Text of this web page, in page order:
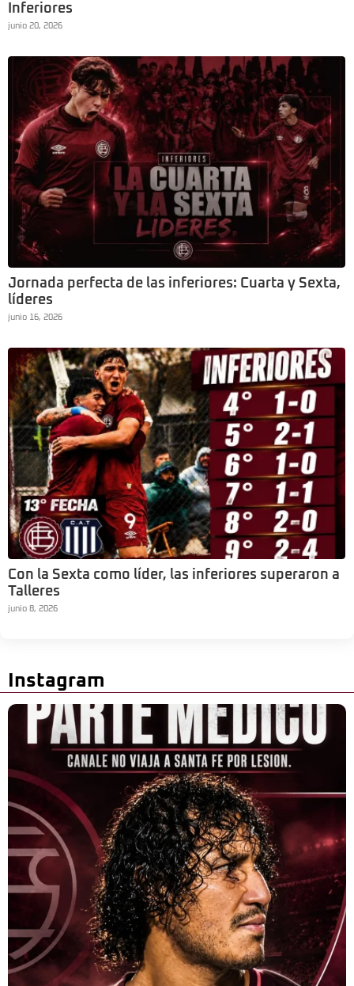
Inferiores
junio 20, 2026
Jornada perfecta de las inferiores: Cuarta y Sexta,
líderes
junio 16, 2026
Con la Sexta como líder, las inferiores superaron a
Talleres
junio 8, 2026
Instagram